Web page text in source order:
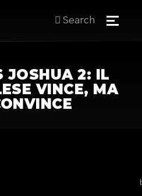
Search
JOSHUA 2: IL
VINCE, MA